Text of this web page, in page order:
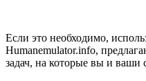
Если это необходимо,
Humanemulator.info,
задач, на которые вы и ваши